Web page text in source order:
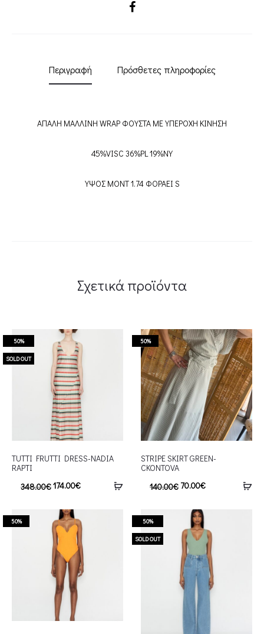
SHARE
Περιγραφή Πρόσθετες πληροφορίες
ΑΠΑΛΗ ΜΑΛΛΙΝΗ WRAP ΦΟΥΣΤΑ ΜΕ ΥΠΕΡΟΧΗ ΚΙΝΗΣΗ
45%VISC 36%PL 19%NY
ΥΨΟΣ ΜΟΝΤ 1.74 ΦΟΡΑΕΙ S
Σχετικά προϊόντα
50%
SOLD OUT
TUTTI FRUTTI DRESS-NADIA
RAPTI
348.00€174.00€
50%
STRIPE SKIRT GREEN-
CKONTOVA
140.00€ 70.00€
50% 50%
SOLD OUT